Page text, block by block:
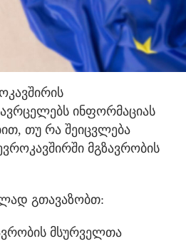
ინფორმაციას
თუ რა შეიცვლება
მგზავრობის
გთავაზობთ:
მსურველთა